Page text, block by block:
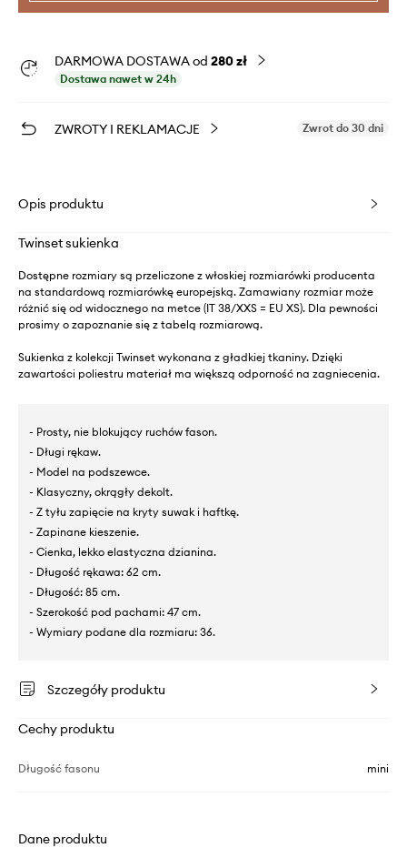
DARMOWA DOSTAWA od 280 zł
Dostawa nawet w 24h
ZWROTY I REKLAMACJE Zwrot do 30 dni
Opis produktu
Twinset sukienka
Dostępne rozmiary są przeliczone z włoskiej rozmiarówki producenta
na standardową rozmiarówkę europejską. Zamawiany rozmiar może
różnić się od widocznego na metce (IT 38/XXS = EU XS). Dla pewności
prosimy o zapoznanie się z tabelą rozmiarową.
Sukienka z kolekcji Twinset wykonana z gładkiej tkaniny. Dzięki
zawartości poliestru materiał ma większą odporność na zagniecenia.
- Prosty, nie blokujący ruchów fason.
- Długi rękaw.
- Model na podszewce.
- Klasyczny, okrągły dekolt.
- Z tyłu zapięcie na kryty suwak i haftkę.
- Zapinane kieszenie.
- Cienka, lekko elastyczna dzianina.
- Długość rękawa: 62 cm.
- Długość: 85 cm.
- Szerokość pod pachami: 47 cm.
- Wymiary podane dla rozmiaru: 36.
Szczegóły produktu
Cechy produktu
Długość fasonu mini
Dane produktu